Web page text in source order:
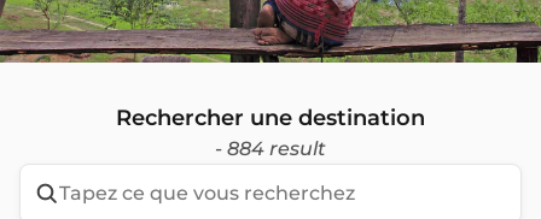
Rechercher une destination
- 884 result